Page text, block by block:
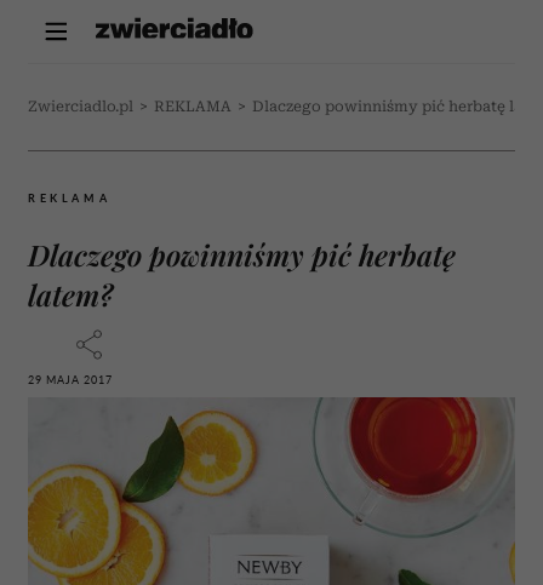
Zwierciadlo.pl > REKLAMA > Dlaczego powinniśmy pić herbatę
REKLAMA
Dlaczego powinniśmy pić herbatę
latem?
29 MAJA 2017